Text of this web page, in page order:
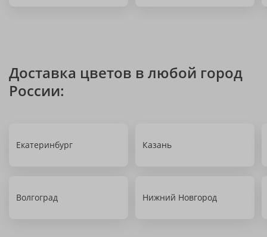
Доставка цветов в любой город
России:
Екатеринбург Казань
Волгоград Нижний Новгород